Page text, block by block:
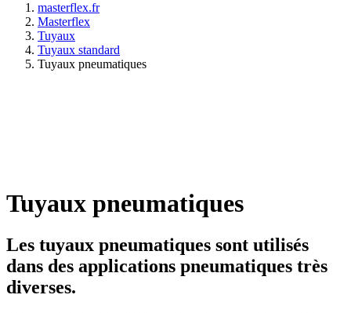
masterflex.fr
Masterflex
Tuyaux
Tuyaux standard
Tuyaux pneumatiques
Tuyaux pneumatiques
Les tuyaux pneumatiques sont utilisés
dans des applications pneumatiques très
diverses.